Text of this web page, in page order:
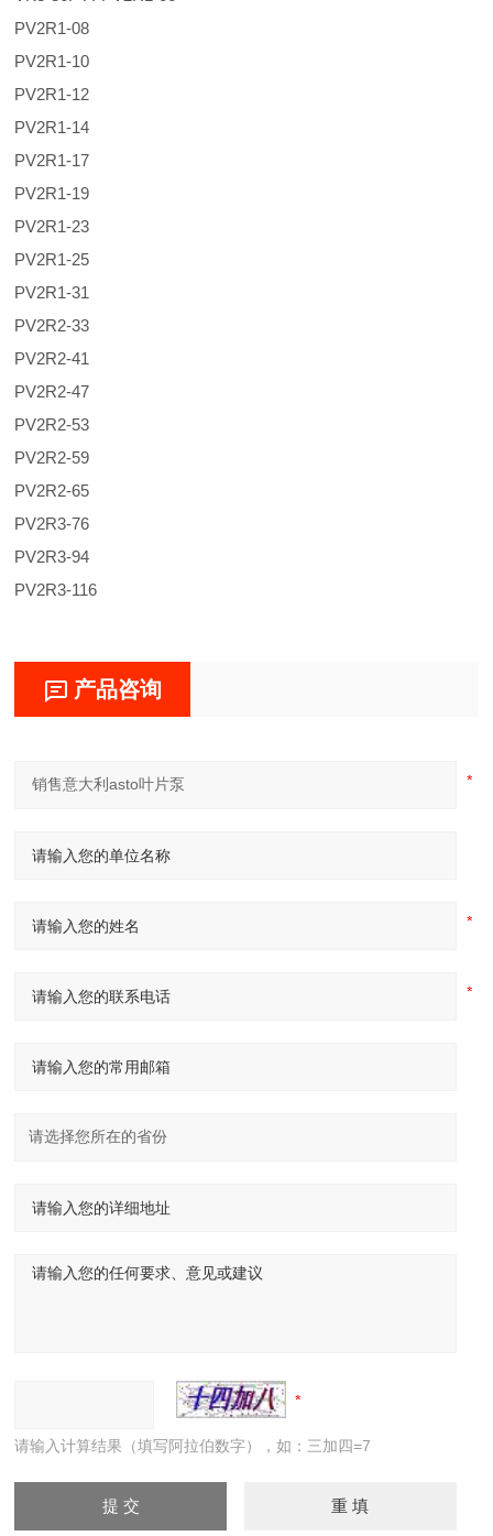
PV2R1-08
PV2R1-10
PV2R1-12
PV2R1-14
PV2R1-17
PV2R1-19
PV2R1-23
PV2R1-25
PV2R1-31
PV2R2-33
PV2R2-41
PV2R2-47
PV2R2-53
PV2R2-59
PV2R2-65
PV2R3-76
PV2R3-94
PV2R3-116
产品咨询
请输入计算结果（填写阿拉伯数字），如：三加四=7